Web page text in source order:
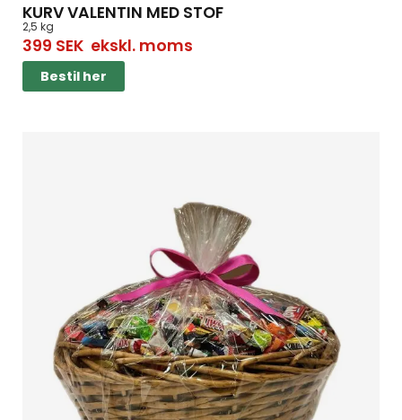
KURV VALENTIN MED STOF
2,5 kg
399 SEKekskl. moms
Bestil her